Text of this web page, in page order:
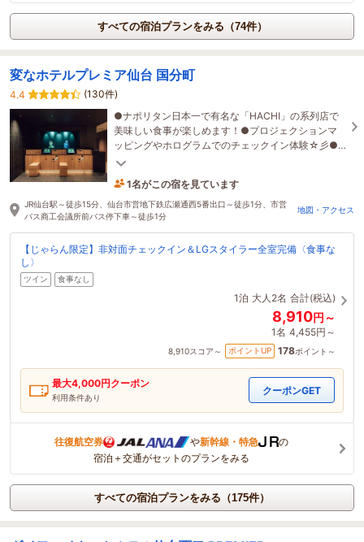
すべての宿泊プランをみる（74件）
変なホテルプレミア仙台 国分町
4.4
(130件)
●ナポリタン日本一で有名な「HACHI」の系列店で
美味しい食事が楽しめます！●プロジェクションマ
ッピングやホログラムでのチェックイン体験☆彡●
漫画2,200冊読み放題●全室衣類ケアマシーン完備！
1名がこの宿を見ています
2時間前に予約されました
JR仙台駅～徒歩15分、仙台市営地下鉄広瀬通西5番出口～徒歩1分、市営
バス商工会議所前バス停下車～徒歩1分
地図・アクセス
【じゃらん限定】非対面チェックイン＆LGスタイラー全室完備〈食事な
し〉
ツイン 食事なし
1泊 大人2名 合計(税込)
8,910円～
1名 4,455円～
8,910スコア～ ポイントUP 178ポイント～
最大4,000円クーポン
利用条件あり
クーポンGET
往復航空券 や新幹線・特急
の
宿泊＋交通がセットのプランをみる
すべての宿泊プランをみる（175件）